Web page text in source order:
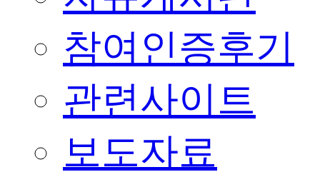
참여인증후기
관련사이트
보도자료